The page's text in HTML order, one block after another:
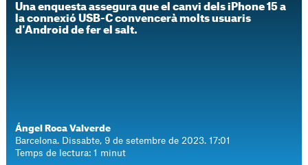
Una enquesta assegura que el canvi dels iPhone 15 a
la connexió USB-C convencerà molts usuaris
d'Android de fer el salt.
Ángel Roca Valverde
Barcelona. Dissabte, 9 de setembre de 2023. 17:01
Temps de lectura: 1 minut